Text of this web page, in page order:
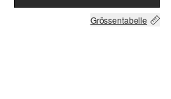
Grössentabelle